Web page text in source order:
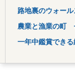
路地裏のウォー
農業と漁業の町
一年中鑑賞でき